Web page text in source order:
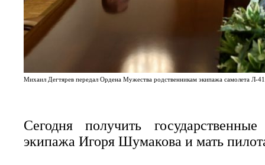
Михаил Дегтярев передал Ордена Мужества родственникам экипажа самолета Л-
Сегодня получить
экипажа Игоря Шумакова и мать